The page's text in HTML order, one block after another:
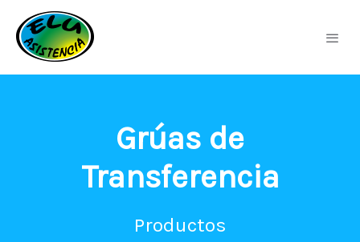
Grúas de
Transferencia
Productos